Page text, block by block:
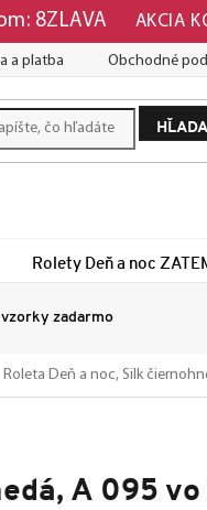
8ZLAVA AKCIA
a platba Obchodné
Rolety Deň a noc
zadarmo
Roleta Deň a noc, Silk
A 095